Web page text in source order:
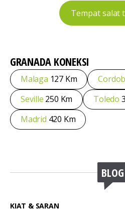
Tempat salat
GRANADA KONEKSI
Malaga 127 Km
Seville 250 Km Toledo
Madrid 420 Km
BLOG
KIAT & SARAN